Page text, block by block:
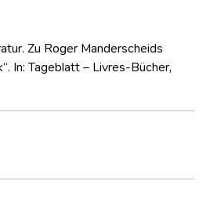
Zu Roger Manderscheids
In: Tageblatt – Livres-Bücher,